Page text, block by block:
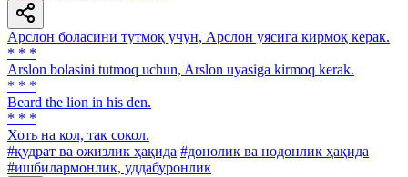
Арслон боласини тутмоқ учун, Арслон уясига кирмоқ керак.
* * *
Arslon bolasini tutmoq uchun, Arslon uyasiga kirmoq kerak.
* * *
Beard the lion in his den.
* * *
Хоть на кол, так сокол.
#қудрат ва ожизлик ҳақида #донолик ва нодонлик ҳақида
#ишбилармонлик, уддабуронлик